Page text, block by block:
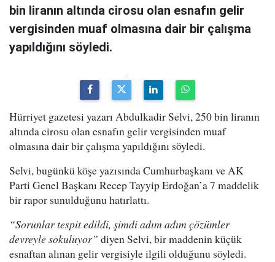
bin liranın altında cirosu olan esnafın gelir
vergisinden muaf olmasına dair bir çalışma
yapıldığını söyledi.
Hürriyet gazetesi yazarı Abdulkadir Selvi, 250 bin liranın
altında cirosu olan esnafın gelir vergisinden muaf
olmasına dair bir çalışma yapıldığını söyledi.
Selvi, bugünkü köşe yazısında Cumhurbaşkanı ve AK
Parti Genel Başkanı Recep Tayyip Erdoğan’a 7 maddelik
bir rapor sunulduğunu hatırlattı.
“Sorunlar tespit edildi, şimdi adım adım çözümler
devreyle sokuluyor” diyen Selvi, bir maddenin küçük
esnaftan alınan gelir vergisiyle ilgili olduğunu söyledi.